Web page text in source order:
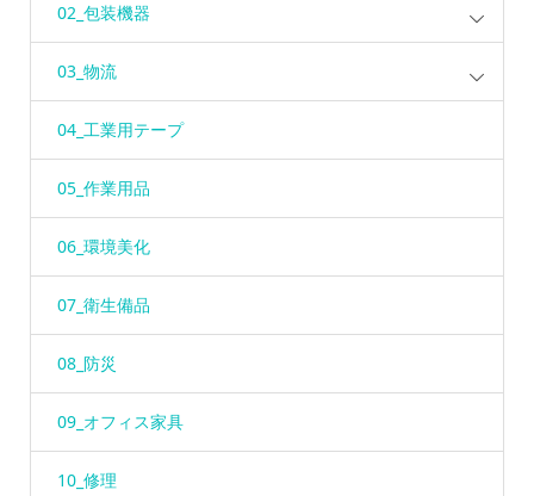
02_包装機器
03_物流
04_工業用テープ
05_作業用品
06_環境美化
07_衛生備品
08_防災
09_オフィス家具
10_修理